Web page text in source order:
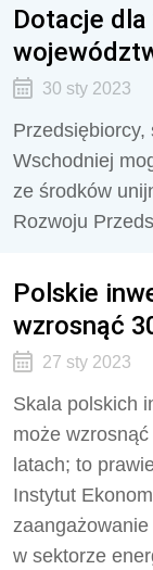
Dotacje
30 sty 2023
Przedsiębiorcy,
Wschodniej
ze środków
Rozwoju
Polskie
wzrosnąć
27 sty 2023
Skala polskich
może
latach; to
Instytut
w sektorze